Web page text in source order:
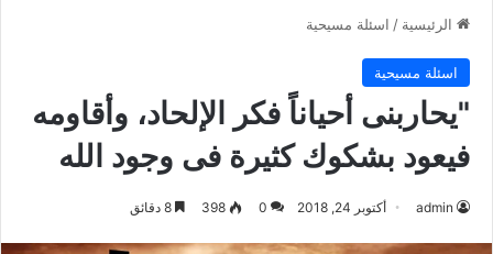
الرئيسية / اسئلة مسيحية
اسئلة مسيحية
"يحاربنى أحياناً فكر الإلحاد، وأقاومه
فيعود بشكوك كثيرة فى وجود الله
admin أكتوبر 24, 2018 0
398